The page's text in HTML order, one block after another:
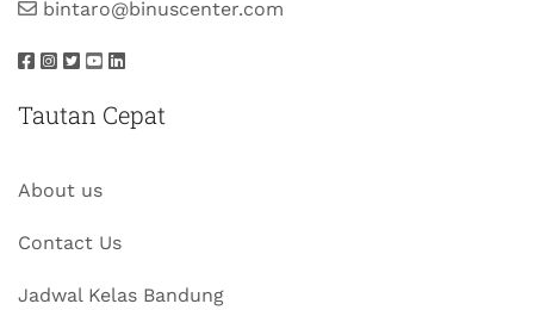
bintaro@binuscenter.com
Tautan Cepat
About us
Contact Us
Jadwal Kelas Bandung